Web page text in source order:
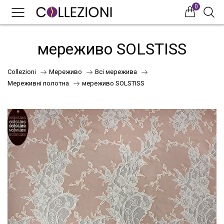
0
НОВИНКИ
мереживо SOLSTISS
Collezioni Мереживо
Всі мережива
Мереживні полотна
мереживо SOLSTISS